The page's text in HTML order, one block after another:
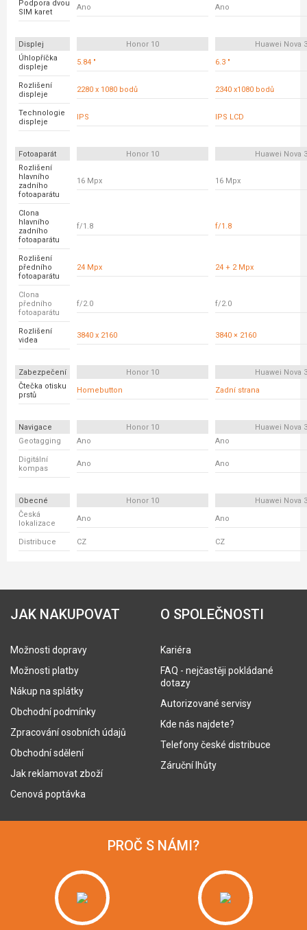
Podpora dvou
SIM karet
Ano Ano
Displej Honor 10
Huawei Nova 3
Úhlopříčka
displeje
5.84 " 6.3 "
Rozlišení
displeje
2280 x 1080 bodů 2340 x1080 bodů
Technologie
displeje
IPS IPS LCD
Fotoaparát Honor 10
Huawei Nova 3
Rozlišení
hlavního
zadního
fotoaparátu
16 Mpx 16 Mpx
Clona
hlavního
zadního
fotoaparátu
f/1.8 f/1.8
Rozlišení
předního
fotoaparátu
24 Mpx 24 + 2 Mpx
Clona
předního
fotoaparátu
f/2.0 f/2.0
Rozlišení
videa
3840 x 2160 3840 × 2160
Zabezpečení Honor 10
Huawei Nova 3
Čtečka otisku
prstů
Homebutton Zadní strana
Navigace Honor 10
Huawei Nova 3
Geotagging
Ano Ano
Digitální
kompas
Ano Ano
Obecné Honor 10
Huawei Nova 3
Česká
lokalizace
Ano Ano
Distribuce CZ CZ
JAK NAKUPOVAT
Možnosti dopravy
Možnosti platby
Nákup na splátky
Obchodní podmínky
Zpracování osobních údajů
Obchodní sdělení
Jak reklamovat zboží
Cenová poptávka
O SPOLEČNOSTI
Kariéra
FAQ - nejčastěji pokládané
dotazy
Autorizované servisy
Kde nás najdete?
Telefony české distribuce
Záruční lhůty
PROČ S NÁMI?